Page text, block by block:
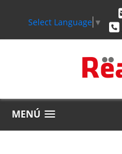
Select Language ▼
MENÚ